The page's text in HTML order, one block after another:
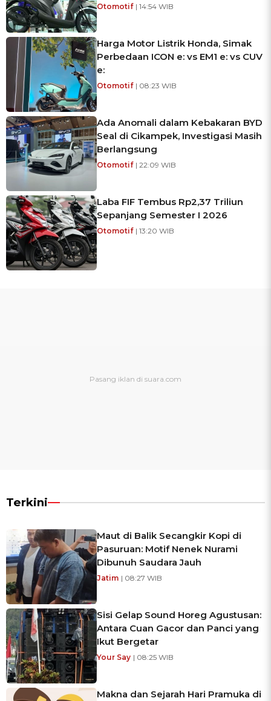
Otomotif | 14:54 WIB
Harga Motor Listrik Honda, Simak
Perbedaan ICON e: vs EM1 e: vs CUV
e:
Otomotif | 08:23 WIB
Ada Anomali dalam Kebakaran BYD
Seal di Cikampek, Investigasi Masih
Berlangsung
Otomotif | 22:09 WIB
Laba FIF Tembus Rp2,37 Triliun
Sepanjang Semester I 2026
Otomotif | 13:20 WIB
Terkini
Maut di Balik Secangkir Kopi di
Pasuruan: Motif Nenek Nurami
Dibunuh Saudara Jauh
Jatim | 08:27 WIB
Sisi Gelap Sound Horeg Agustusan:
Antara Cuan Gacor dan Panci yang
Ikut Bergetar
Your Say | 08:25 WIB
Makna dan Sejarah Hari Pramuka di